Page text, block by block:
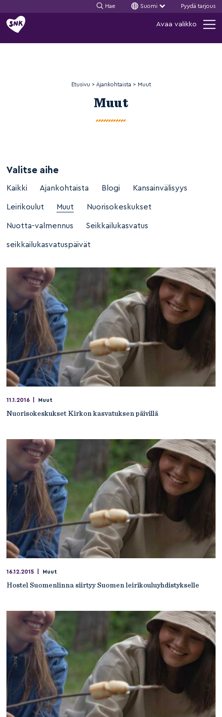
Siirry
sisältöön
Hae Suomi Pyydä tarjous
Avaa valikko
Etusivu > Ajankohtaista > Muut
Muut
Valitse aihe
Kaikki Ajankohtaista Blogi Kansainvälisyys
Leirikoulut Muut Nuorisokeskukset
Nuotta-valmennus Seikkailukasvatus
seikkailukasvatuspäivät
11.1.2016 Muut
Nuorisokeskukset Kirkon kasvatuksen päivillä
16.12.2015 Muut
Hostel Suomenlinna siirtyy Suomen leirikouluyhdistykselle